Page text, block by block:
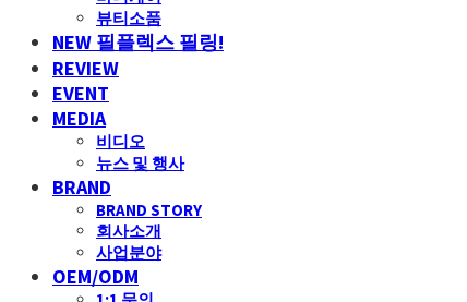
뷰티소품
NEW 필플렉스 필링!
REVIEW
EVENT
MEDIA
비디오
뉴스 및 행사
BRAND
BRAND STORY
회사소개
사업분야
OEM/ODM